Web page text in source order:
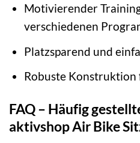
Motivierender
verschiedenen
Platzsparend und
Robuste Konstruktion
FAQ – Häufig
aktivshop Air Bike